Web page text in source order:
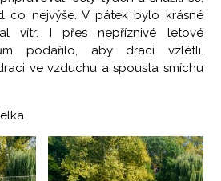
ŠKOLNÍ JÍDELNA
KONTAKTY
co nejvýše. V pátek bylo krásné
vítr. I přes nepříznivé letové
podařilo, aby draci vzlétli.
ve vzduchu a spousta smíchu